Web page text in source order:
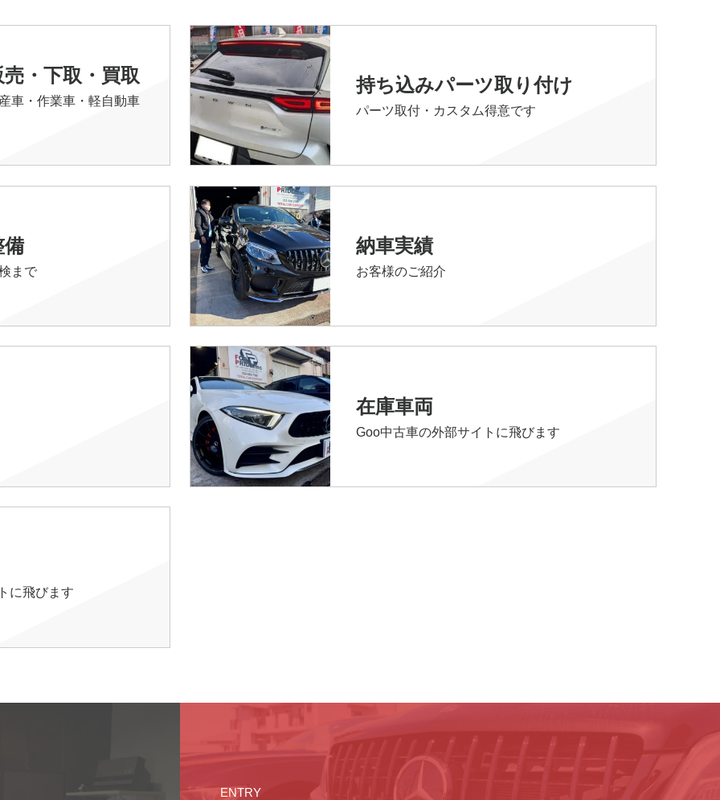
・下取・買取
車・作業車・軽自動車
持ち込みパーツ取り付け
パーツ取付・カスタム得意です
備
まで
納車実績
お客様のご紹介
在庫車両
Goo中古車の外部サイトに飛びます
に飛びます
ENTRY